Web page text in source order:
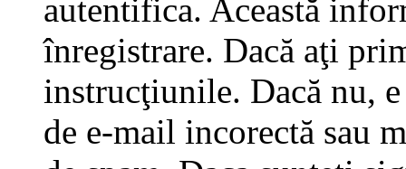
autentifica. Această
înregistrare. Dacă aţi
instrucţiunile. Dacă nu,
de e-mail incorectă sau